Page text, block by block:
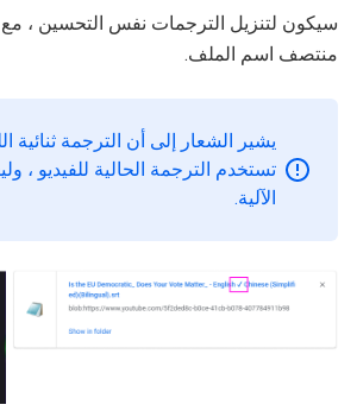
سيكون لتنزيل الترجمات نفس التحسين ،
منتصف اسم الملف.
يشير الشعار إلى أن الترجمة ثنائية
تستخدم الترجمة الحالية للفيديو ،
الآلية.